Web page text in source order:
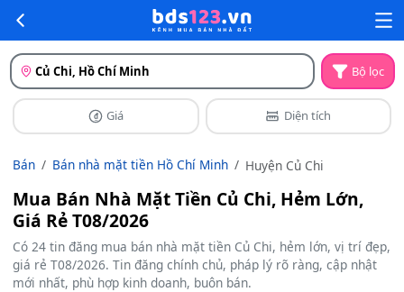
Củ Chi, Hồ Chí Minh Bộ lọc
Giá Diện tích
Bán Bán nhà mặt tiền Hồ Chí Minh Huyện Củ Chi
Mua Bán Nhà Mặt Tiền Củ Chi, Hẻm Lớn,
Giá Rẻ T08/2026
Có 24 tin đăng mua bán nhà mặt tiền Củ Chi, hẻm lớn, vị trí đẹp,
giá rẻ T08/2026. Tin đăng chính chủ, pháp lý rõ ràng, cập nhật
mới nhất, phù hợp kinh doanh, buôn bán.